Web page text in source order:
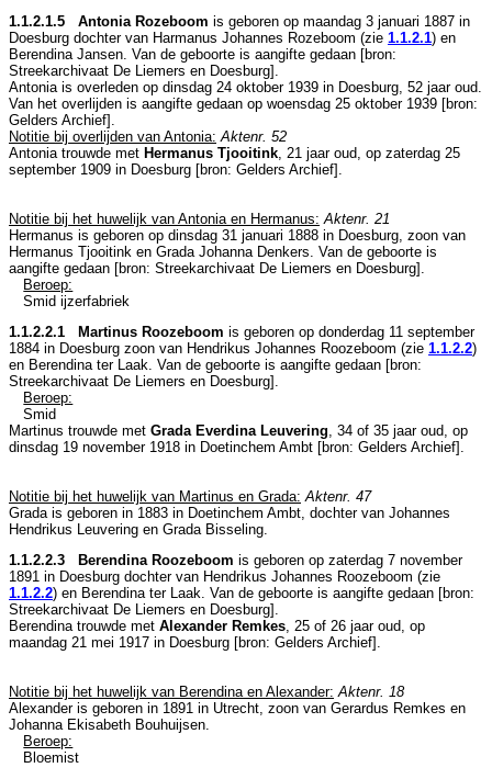
1.1.2.1.5 Antonia Rozeboom is geboren op maandag 3 januari 1887 in
Doesburg dochter van Harmanus Johannes Rozeboom (zie 1.1.2.1) en
Berendina Jansen. Van de geboorte is aangifte gedaan [bron:
Streekarchivaat De Liemers en Doesburg].
Antonia is overleden op dinsdag 24 oktober 1939 in Doesburg , 52 jaar oud.
Van het overlijden is aangifte gedaan op woensdag 25 oktober 1939 [bron:
Gelders Archief].
Notitie bij overlijden van Antonia: Aktenr. 52
Antonia trouwde met Hermanus Tjooitink , 21 jaar oud, op zaterdag 25
september 1909 in Doesburg [bron: Gelders Archief].
Notitie bij het huwelijk van Antonia en Hermanus: Aktenr. 21
Hermanus is geboren op dinsdag 31 januari 1888 in Doesburg , zoon van
Hermanus Tjooitink en Grada Johanna Denkers. Van de geboorte is
aangifte gedaan [bron: Streekarchivaat De Liemers en Doesburg].
Beroep:
Smid ijzerfabriek
1.1.2.2.1 Martinus Roozeboom is geboren op donderdag 11 september
1884 in Doesburg zoon van Hendrikus Johannes Roozeboom (zie 1.1.2.2)
en Berendina ter Laak. Van de geboorte is aangifte gedaan [bron:
Streekarchivaat De Liemers en Doesburg].
Beroep:
Smid
Martinus trouwde met Grada Everdina Leuvering , 34 of 35 jaar oud, op
dinsdag 19 november 1918 in Doetinchem Ambt [bron: Gelders Archief].
Notitie bij het huwelijk van Martinus en Grada: Aktenr. 47
Grada is geboren in 1883 in Doetinchem Ambt , dochter van Johannes
Hendrikus Leuvering en Grada Bisseling.
1.1.2.2.3 Berendina Roozeboom is geboren op zaterdag 7 november
1891 in Doesburg dochter van Hendrikus Johannes Roozeboom (zie
1.1.2.2) en Berendina ter Laak. Van de geboorte is aangifte gedaan [bron:
Streekarchivaat De Liemers en Doesburg].
Berendina trouwde met Alexander Remkes, 25 of 26 jaar oud, op
maandag 21 mei 1917 in Doesburg [bron: Gelders Archief].
Notitie bij het huwelijk van Berendina en Alexander: Aktenr. 18
Alexander is geboren in 1891 in Utrecht, zoon van Gerardus Remkes en
Johanna Ekisabeth Bouhuijsen.
Beroep:
Bloemist